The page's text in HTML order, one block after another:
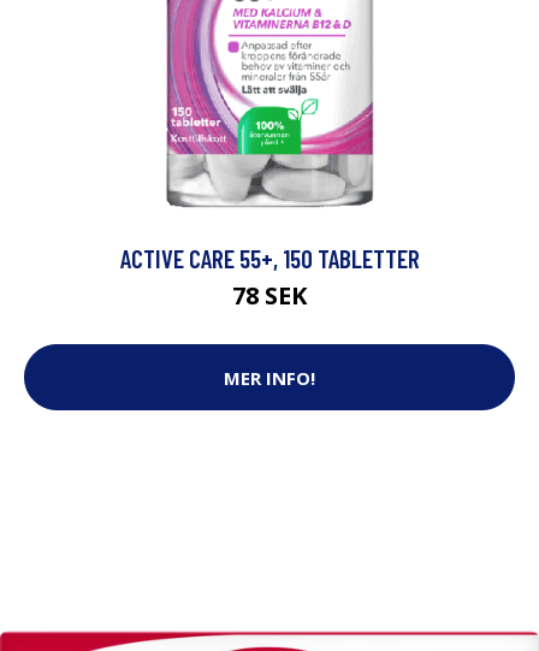
ACTIVE CARE 55+, 150 TABLETTER
78 SEK
MER INFO!